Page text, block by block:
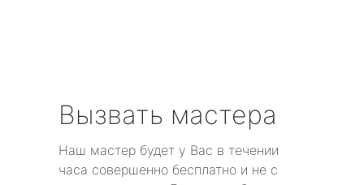
Вызвать мастера
Наш мастер будет у Вас в течении
часа совершенно бесплатно и не с